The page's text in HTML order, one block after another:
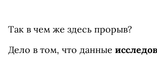
Так в чем же здесь прорыв?
Дело в том, что данные